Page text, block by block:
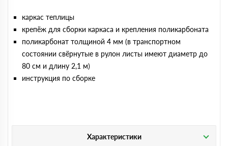
каркас теплицы
крепёж для сборки каркаса и крепления поликарбоната
поликарбонат толщиной 4 мм (в транспортном
состоянии свёрнутые в рулон листы имеют диаметр до
80 см и длину 2,1 м)
инструкция по сборке
Характеристики